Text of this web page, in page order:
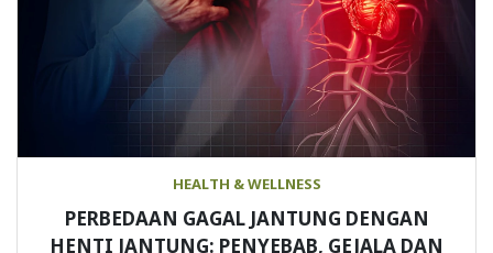
HEALTH & WELLNESS
PERBEDAAN GAGAL JANTUNG DENGAN
HENTI JANTUNG: PENYEBAB, GEJALA DAN